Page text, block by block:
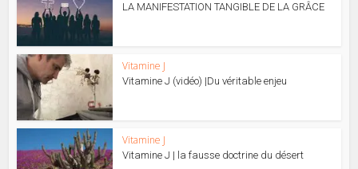
LA MANIFESTATION TANGIBLE DE LA GRÂCE
Vitamine J
Vitamine J (vidéo) |Du véritable enjeu
Vitamine J
Vitamine J | la fausse doctrine du désert